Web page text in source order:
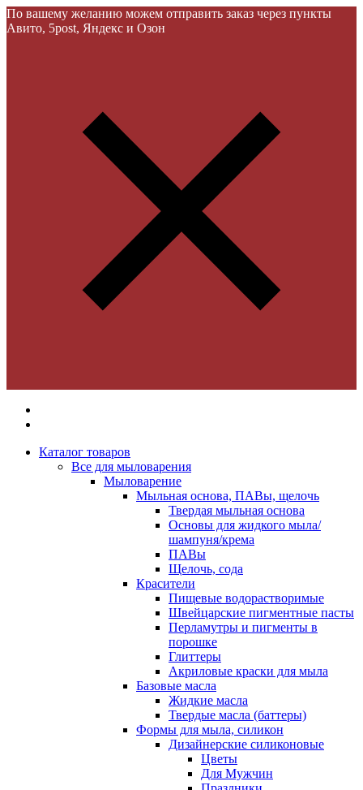
По вашему желанию можем отправить заказ через пункты
Авито, 5post, Яндекс и Озон
Каталог товаров
Все для мыловарения
Мыловарение
Мыльная основа, ПАВы, щелочь
Твердая мыльная основа
Основы для жидкого мыла/
шампуня/крема
ПАВы
Щелочь, сода
Красители
Пищевые водорастворимые
Швейцарские пигментные пасты
Перламутры и пигменты в
порошке
Глиттеры
Акриловые краски для мыла
Базовые масла
Жидкие масла
Твердые масла (баттеры)
Формы для мыла, силикон
Дизайнерские силиконовые
Цветы
Для Мужчин